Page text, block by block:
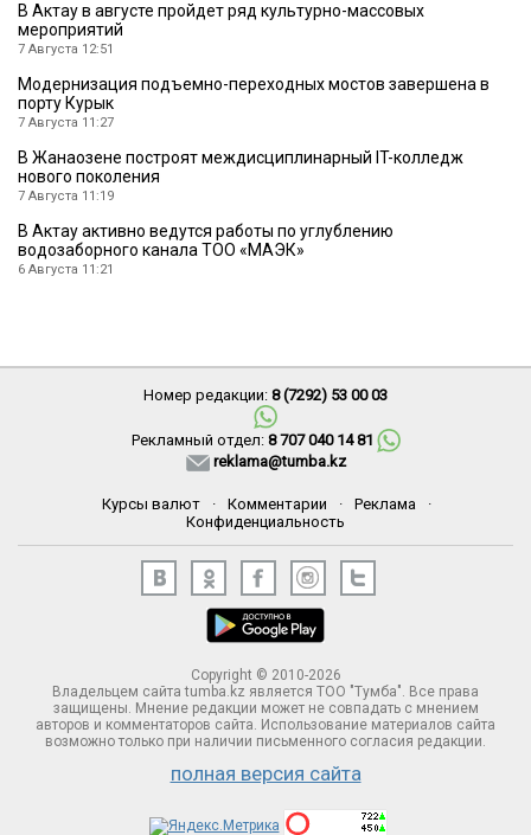
В Актау в августе пройдет ряд культурно-массовых
мероприятий
7 Августа 12:51
Модернизация подъемно-переходных мостов завершена в
порту Курык
7 Августа 11:27
В Жанаозене построят междисциплинарный IT-колледж
нового поколения
7 Августа 11:19
В Актау активно ведутся работы по углублению
водозаборного канала ТОО «МАЭК»
6 Августа 11:21
Номер редакции: 8 (7292) 53 00 03
Рекламный отдел: 8 707 040 14 81
reklama@tumba.kz
Курсы валют · Комментарии · Реклама
·
Конфиденциальность
Copyright © 2010-2026
Владельцем сайта tumba.kz является ТОО "Тумба". Все права
защищены. Мнение редакции может не совпадать с мнением
авторов и комментаторов сайта. Использование материалов сайта
возможно только при наличии письменного согласия редакции.
полная версия сайта